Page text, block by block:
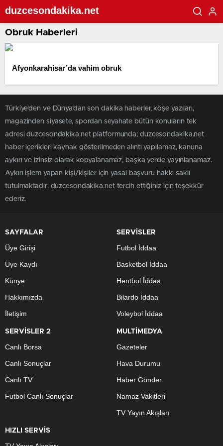
duzcesondakika.net
Obruk Haberleri
Afyonkarahisar’da vahim obruk
Türkiye'den ve Dünya’dan son dakika haberler, köşe yazıları,
magazinden siyasete, spordan seyahate bütün konuların tek
adresi duzcesondakika.net platformunda; duzcesondakika.net
haber içerikleri kaynak gösterilmeden alıntı yapılamaz, kanuna
aykırı ve izinsiz olarak kopyalanamaz, başka yerde yayınlanamaz.
Aykırı işlem yapan kişi/kişiler için yasal başvuru hakkı saklı
tutulmaktadır. duzcesondakika.net tercih ettiğiniz için teşekkür
ederiz.
SAYFALAR
Üye Girişi
Üye Kaydı
Künye
Hakkımızda
İletişim
SERVİSLER
Futbol İddaa
Basketbol İddaa
Hentbol İddaa
Bilardo İddaa
Voleybol İddaa
SERVİSLER 2
Canlı Borsa
Canlı Sonuçlar
Canlı TV
Futbol Canlı Sonuçlar
MULTİMEDYA
Gazeteler
Hava Durumu
Haber Gönder
Namaz Vakitleri
TV Yayın Akışları
HIZLI SERVİS